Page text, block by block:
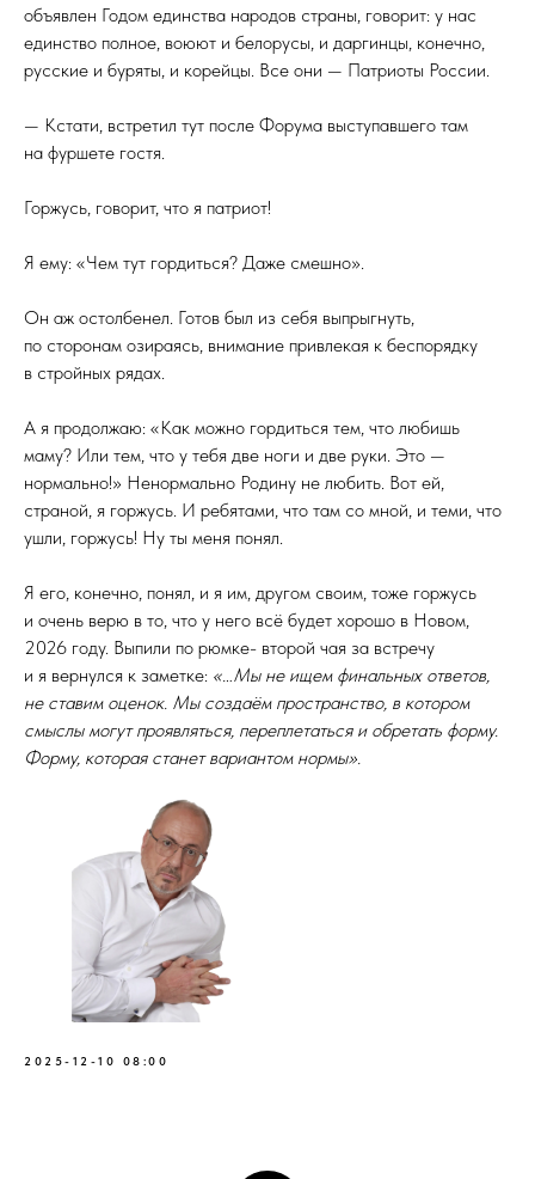
объявлен Годом единства народов страны, говорит: у нас
единство полное, воюют и белорусы, и даргинцы, конечно,
русские и буряты, и корейцы. Все они — Патриоты России.
— Кстати, встретил тут после Форума выступавшего там
на фуршете гостя.
Горжусь, говорит, что я патриот!
Я ему: «Чем тут гордиться? Даже смешно».
Он аж остолбенел. Готов был из себя выпрыгнуть,
по сторонам озираясь, внимание привлекая к беспорядку
в стройных рядах.
А я продолжаю: «Как можно гордиться тем, что любишь
маму? Или тем, что у тебя две ноги и две руки. Это —
нормально!» Ненормально Родину не любить. Вот ей,
страной, я горжусь. И ребятами, что там со мной, и теми, что
ушли, горжусь! Ну ты меня понял.
Я его, конечно, понял, и я им, другом своим, тоже горжусь
и очень верю в то, что у него всё будет хорошо в Новом,
2026 году. Выпили по рюмке- второй чая за встречу
и я вернулся к заметке: «…Мы не ищем финальных ответов,
не ставим оценок. Мы создаём пространство, в котором
смыслы могут проявляться, переплетаться и обретать форму.
Форму, которая станет вариантом нормы».
2025-12-10 08:00